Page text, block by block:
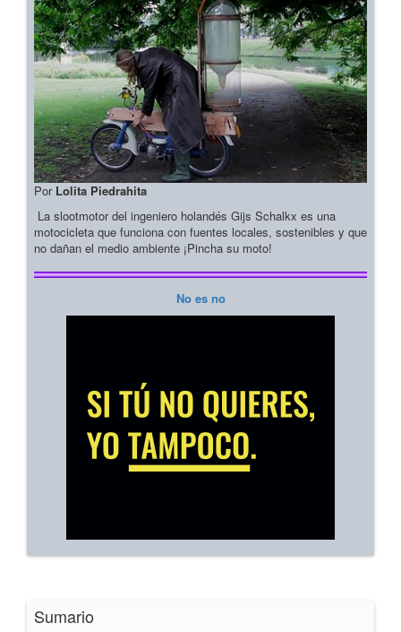
Por Lolita Piedrahita
La slootmotor del ingeniero holandés Gijs Schalkx es una
motocicleta que funciona con fuentes locales, sostenibles y que
no dañan el medio ambiente ¡Pincha su moto!
No es no
Sumario